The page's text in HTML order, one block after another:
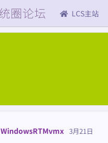
LCS主站
WindowsRTMvmx 3月21日